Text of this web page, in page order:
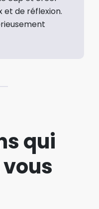
et de réflexion.
qui